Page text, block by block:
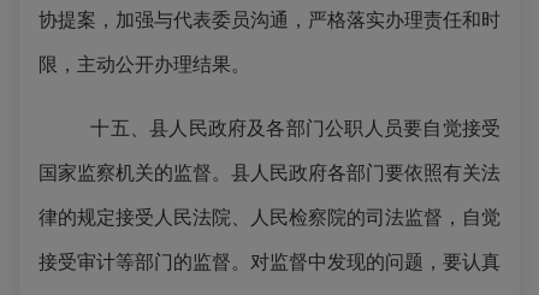
协提案，加强与代表委员沟通，严格落实办理责任和时
限，主动公开办理结果。
十五、县人民政府及各部门公职人员要自觉接受
国家监察机关的监督。县人民政府各部门要依照有关法
律的规定接受人民法院、人民检察院的司法监督，自觉
接受审计等部门的监督。对监督中发现的问题，要认真